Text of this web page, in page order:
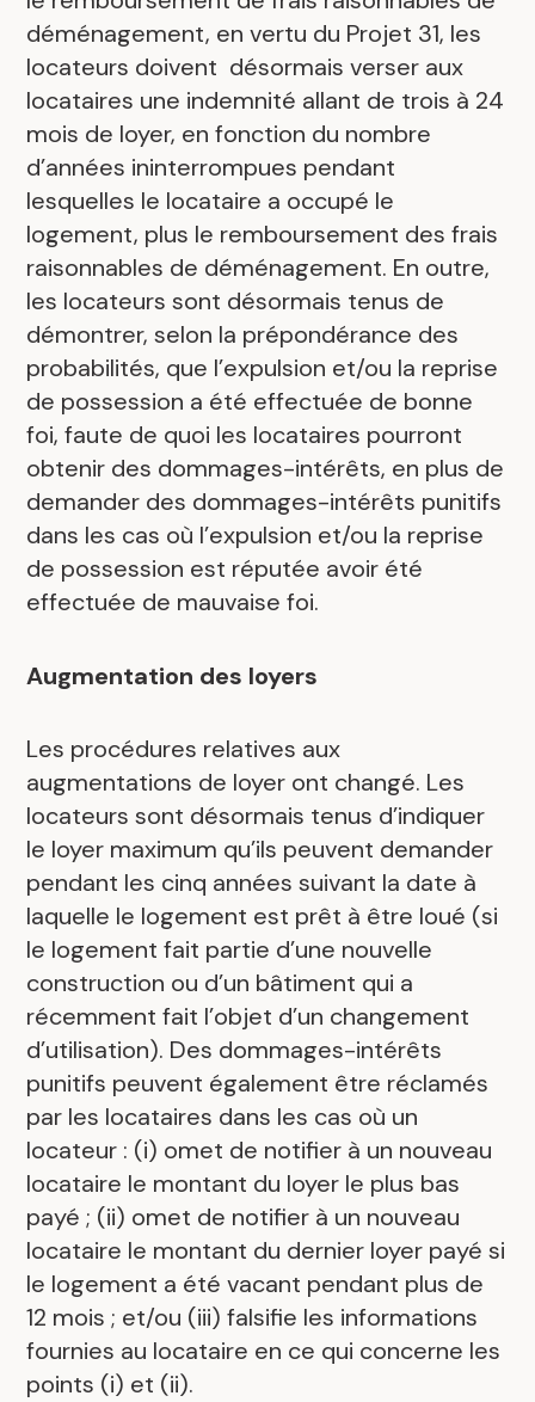
déménagement, en vertu du Projet 31, les
locateurs doivent désormais verser aux
locataires une indemnité allant de trois à 24
mois de loyer, en fonction du nombre
d’années ininterrompues pendant
lesquelles le locataire a occupé le
logement, plus le remboursement des frais
raisonnables de déménagement. En outre,
les locateurs sont désormais tenus de
démontrer, selon la prépondérance des
probabilités, que l’expulsion et/ou la reprise
de possession a été effectuée de bonne
foi, faute de quoi les locataires pourront
obtenir des dommages-intérêts, en plus de
demander des dommages-intérêts punitifs
dans les cas où l’expulsion et/ou la reprise
de possession est réputée avoir été
effectuée de mauvaise foi.
Augmentation des loyers
Les procédures relatives aux
augmentations de loyer ont changé. Les
locateurs sont désormais tenus d’indiquer
le loyer maximum qu’ils peuvent demander
pendant les cinq années suivant la date à
laquelle le logement est prêt à être loué (si
le logement fait partie d’une nouvelle
construction ou d’un bâtiment qui a
récemment fait l’objet d’un changement
d’utilisation). Des dommages-intérêts
punitifs peuvent également être réclamés
par les locataires dans les cas où un
locateur : (i) omet de notifier à un nouveau
locataire le montant du loyer le plus bas
payé ; (ii) omet de notifier à un nouveau
locataire le montant du dernier loyer payé si
le logement a été vacant pendant plus de
12 mois ; et/ou (iii) falsifie les informations
fournies au locataire en ce qui concerne les
points (i) et (ii).